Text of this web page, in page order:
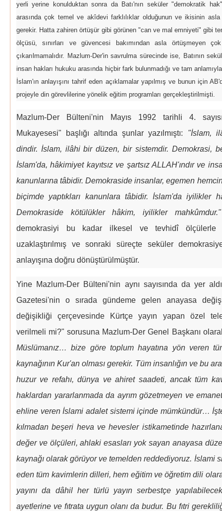
yerli yerine konulduktan sonra da Batı'nın seküler "demokratik
arasında çok temel ve akîdevi farklılıklar olduğunun ve ikisinin asla
gerekir. Hatta zahiren örtüşür gibi görünen "can ve mal emniyeti" gibi
ölçüsü, sınırları ve güvencesi bakımından asla örtüşmeyen
çıkarılmamalıdır. Mazlum-Der'in savrulma sürecinde ise, Batının
insan hakları hukuku arasında hiçbir fark bulunmadığı ve tam
İslam'ın anlayışını tahrif eden açıklamalar yapılmış ve bunun için
projeyle din görevlilerine yönelik eğitim programları gerçekleştirilmişti.
Mazlum-Der Bülteni'nin Mayıs 1992 tarihli 4.
Mukayesesi" başlığı altında şunlar yazılmıştı: "İslam,
dindir. İslam, ilâhi bir düzen, bir sistemdir. Demokrasi,
İslam'da, hâkimiyet kayıtsız ve şartsız ALLAH'ındır ve
kanunlarına tâbidir. Demokraside insanlar, egemen
biçimde yaptıkları kanunlara tâbidir. İslam'da iyilikler
Demokraside kötülükler hâkim, iyilikler mahkûmdur."
demokrasiyi bu kadar ilkesel ve tevhidî ölçülerle
uzaklaştırılmış ve sonraki süreçte seküler
anlayışına doğru dönüştürülmüştür.
Yine Mazlum-Der Bülteni'nin aynı sayısında da yer
Gazetesi'nin o sırada gündeme gelen anayasa
değişikliği çerçevesinde Kürtçe yayın yapan özel
verilmeli mi?" sorusuna Mazlum-Der Genel Başkanı
Müslümanız… bize göre toplum hayatına yön veren
kaynağının Kur'an olması gerekir. Tüm insanlığın ve bu
huzur ve refahı, dünya ve ahiret saadeti, ancak tüm
haklardan yararlanmada da ayrım gözetmeyen ve
ehline veren İslami adalet sistemi içinde mümkündür…
kılmadan beşeri heva ve hevesler istikametinde
değer ve ölçüleri, ahlaki esasları yok sayan anayasa
kaynağı olarak görüyor ve temelden reddediyoruz. İslami
eden tüm kavimlerin dilleri, hem eğitim ve öğretim dili
yayını da dâhil her türlü yayın serbestçe
ayetlerine ve fıtrata uygun olanı da budur. Bu fıtri